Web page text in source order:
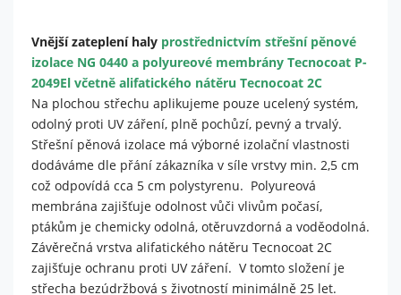
Vnější zateplení haly prostřednictvím střešní pěnové
izolace NG 0440 a polyureové membrány Tecnocoat P-
2049El včetně alifatického nátěru Tecnocoat 2C
Na plochou střechu aplikujeme pouze ucelený systém,
odolný proti UV záření, plně pochůzí, pevný a trvalý.
Střešní pěnová izolace má výborné izolační vlastnosti
dodáváme dle přání zákazníka v síle vrstvy min. 2,5 cm
což odpovídá cca 5 cm polystyrenu. Polyureová
membrána zajišťuje odolnost vůči vlivům počasí,
ptákům je chemicky odolná, otěruvzdorná a voděodolná.
Závěrečná vrstva alifatického nátěru Tecnocoat 2C
zajišťuje ochranu proti UV záření. V tomto složení je
střecha bezúdržbová s životností minimálně 25 let.